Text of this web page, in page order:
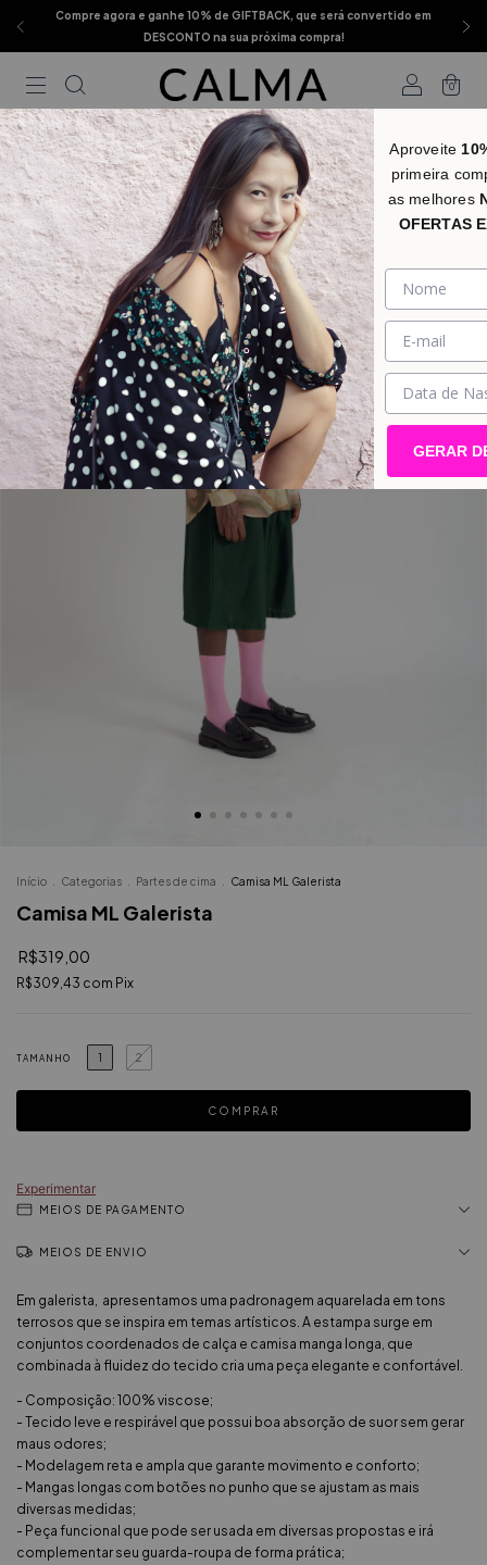
Compre agora e ganhe 10% de GIFTBACK, que será convertido em
DESCONTO na sua próxima compra!
0
Início Categorias Partes de cima Camisa ML Galerista
Camisa ML Galerista
R$319,00
R$309,43 com Pix
TAMANHO 1 2
Experimentar
MEIOS DE PAGAMENTO
MEIOS DE ENVIO
Em galerista, apresentamos uma padronagem aquarelada em tons
terrosos que se inspira em temas artísticos. A estampa surge em
conjuntos coordenados de calça e camisa manga longa, que
combinada à fluidez do tecido cria uma peça elegante e confortável.
- Composição: 100% viscose;
- Tecido leve e respirável que possui boa absorção de suor sem gerar
maus odores;
- Modelagem reta e ampla que garante movimento e conforto;
- Mangas longas com botões no punho que se ajustam as mais
diversas medidas;
- Peça funcional que pode ser usada em diversas propostas e irá
complementar seu guarda-roupa de forma prática;
Aproveite
primeira
as melhores
OFERTAS
GERAR